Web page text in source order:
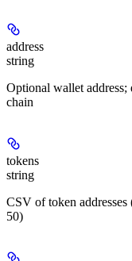
address
string
Optional wallet
chain
tokens
string
CSV of token
50)